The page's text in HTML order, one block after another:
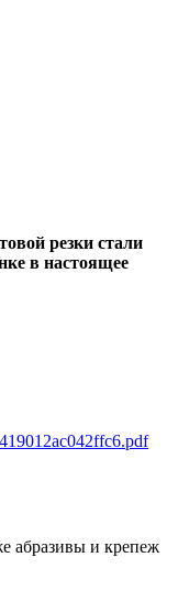
резки стали
в настоящее
абразивы и крепеж